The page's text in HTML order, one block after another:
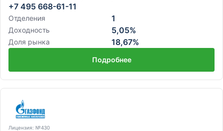
+7 495 668-61-11
Отделения 1
Доходность 5,05%
Доля рынка 18,67%
Подробнее
Лицензия: №430